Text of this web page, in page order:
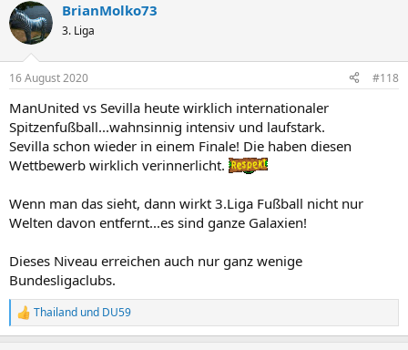
k
t
i
e
:
BrianMolko73
3. Liga
16 August 2020 #118
ManUnited vs Sevilla heute wirklich internationaler
Spitzenfußball...wahnsinnig intensiv und laufstark.
Sevilla schon wieder in einem Finale! Die haben diesen
Wettbewerb wirklich verinnerlicht.
Wenn man das sieht, dann wirkt 3.Liga Fußball nicht nur
Welten davon entfernt...es sind ganze Galaxien!
Dieses Niveau erreichen auch nur ganz wenige
Bundesligaclubs.
R
e
Thailand und DU59